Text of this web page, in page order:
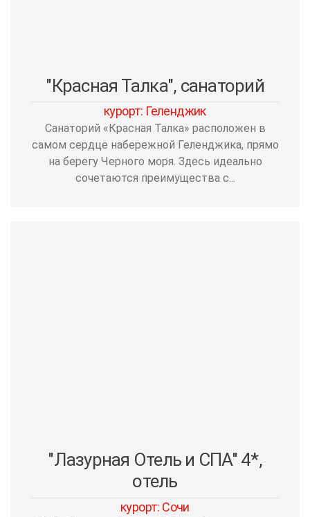
"Красная Талка", санаторий
курорт: Геленджик
Санаторий «Красная Талка» расположен в
самом сердце набережной Геленджика, прямо
на берегу Черного моря. Здесь идеально
сочетаются преимущества с...
"Лазурная Отель и СПА" 4*,
отель
курорт: Сочи